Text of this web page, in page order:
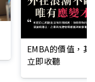
EMBA的價值，
立即收聽